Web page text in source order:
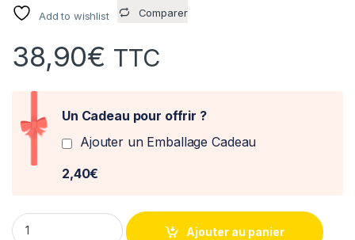
Add to wishlist Comparer
38,90€ TTC
Un Cadeau pour offrir ?
Ajouter un Emballage Cadeau
2,40€
Peugeot 308 SW GT 2021 1/43° Norev quantity
Ajouter au panier